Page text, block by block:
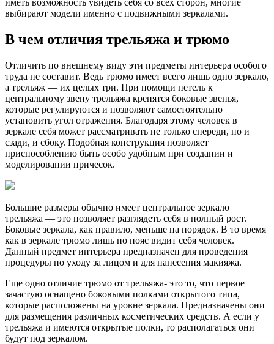
иметь возможность увидеть себя со всех сторон, многие
выбирают модели именно с подвижными зеркалами.
В чем отличия трельяжа и трюмо
Отличить по внешнему виду эти предметы интерьера особого
труда не составит. Ведь трюмо имеет всего лишь одно зеркало,
а трельяж — их целых три. При помощи петель к
центральному звену трельяжа крепятся боковые звенья,
которые регулируются и позволяют самостоятельно
установить угол отражения. Благодаря этому человек в
зеркале себя может рассматривать не только спереди, но и
сзади, и сбоку. Подобная конструкция позволяет
приспособлению быть особо удобным при создании и
моделировании причесок.
Большие размеры обычно имеет центральное зеркало
трельяжа — это позволяет разглядеть себя в полный рост.
Боковые зеркала, как правило, меньше на порядок. В то время
как в зеркале трюмо лишь по пояс видит себя человек.
Данный предмет интерьера предназначен для проведения
процедуры по уходу за лицом и для нанесения макияжа.
Еще одно отличие трюмо от трельяжа- это то, что первое
зачастую оснащено боковыми полками открытого типа,
которые расположены на уровне зеркала. Предназначены они
для размещения различных косметических средств. А если у
трельяжа и имеются открытые полки, то располагаться они
будут под зеркалом.